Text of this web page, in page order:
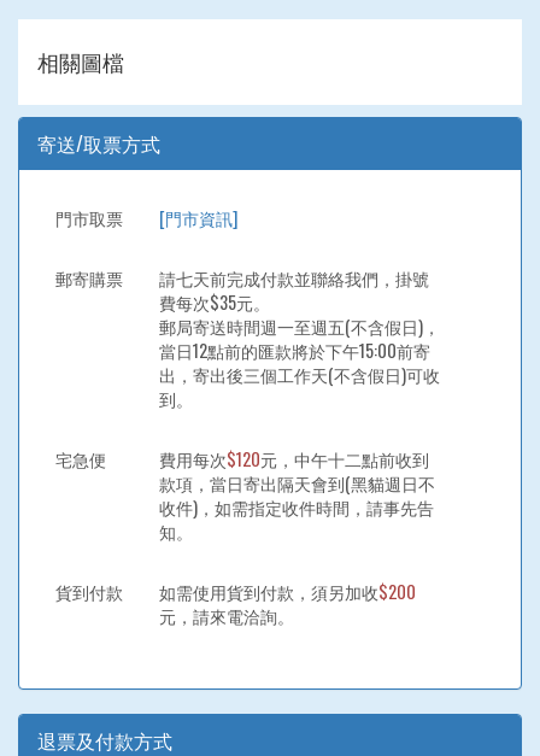
相關圖檔
寄送/取票方式
門市取票 [門市資訊]
郵寄購票
請七天前完成付款並聯絡我們，掛號
費每次$35元。
郵局寄送時間週一至週五(不含假日)，
當日12點前的匯款將於下午15:00前寄
出，寄出後三個工作天(不含假日)可收
到。
宅急便 費用每次$120元，中午十二點前收到
款項，當日寄出隔天會到(黑貓週日不
收件)，如需指定收件時間，請事先告
知。
貨到付款 如需使用貨到付款，須另加收$200
元，請來電洽詢。
退票及付款方式